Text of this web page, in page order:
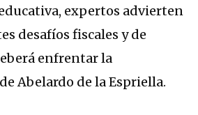
expertos advierten
desafíos fiscales y de
enfrentar la
Abelardo de la Espriella.